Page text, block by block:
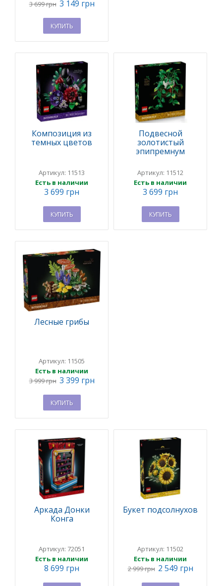
3 699 грн 3 149 грн
КУПИТЬ
Композиция из
темных цветов
Артикул: 11513
Есть в наличии
3 699 грн
КУПИТЬ
Подвесной
золотистый
эпипремнум
Артикул: 11512
Есть в наличии
3 699 грн
КУПИТЬ
Лесные грибы
Артикул: 11505
Есть в наличии
3 999 грн 3 399 грн
КУПИТЬ
Аркада Донки
Конга
Артикул: 72051
Есть в наличии
8 699 грн
Букет подсолнухов
Артикул: 11502
Есть в наличии
2 999 грн 2 549 грн